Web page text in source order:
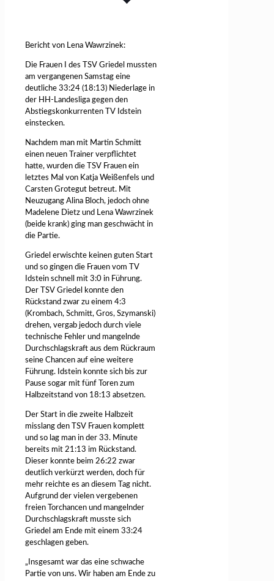
Bericht von Lena Wawrzinek:
Die Frauen I des TSV Griedel mussten
am vergangenen Samstag eine
deutliche 33:24 (18:13) Niederlage in
der HH-Landesliga gegen den
Abstiegskonkurrenten TV Idstein
einstecken.
Nachdem man mit Martin Schmitt
einen neuen Trainer verpflichtet
hatte, wurden die TSV Frauen ein
letztes Mal von Katja Weißenfels und
Carsten Grotegut betreut. Mit
Neuzugang Alina Bloch, jedoch ohne
Madelene Dietz und Lena Wawrzinek
(beide krank) ging man geschwächt in
die Partie.
Griedel erwischte keinen guten Start
und so gingen die Frauen vom TV
Idstein schnell mit 3:0 in Führung.
Der TSV Griedel konnte den
Rückstand zwar zu einem 4:3
(Krombach, Schmitt, Gros, Szymanski)
drehen, vergab jedoch durch viele
technische Fehler und mangelnde
Durchschlagskraft aus dem Rückraum
seine Chancen auf eine weitere
Führung. Idstein konnte sich bis zur
Pause sogar mit fünf Toren zum
Halbzeitstand von 18:13 absetzen.
Der Start in die zweite Halbzeit
misslang den TSV Frauen komplett
und so lag man in der 33. Minute
bereits mit 21:13 im Rückstand.
Dieser konnte beim 26:22 zwar
deutlich verkürzt werden, doch für
mehr reichte es an diesem Tag nicht.
Aufgrund der vielen vergebenen
freien Torchancen und mangelnder
Durchschlagskraft musste sich
Griedel am Ende mit einem 33:24
geschlagen geben.
„Insgesamt war das eine schwache
Partie von uns. Wir haben am Ende zu